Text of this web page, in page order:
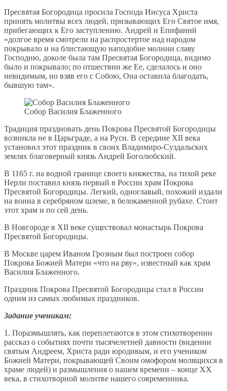
Пресвятая Богородица просила Господа Иисуса Христа
принять молитвы всех людей, призывающих Его Святое имя,
прибегающих к Его заступлению. Андрей и Епифаний
«долгое время смотрели на распростертое над народом
покрывало и на блистающую наподобие молнии славу
Господню, доколе была там Пресвятая Богородица, видимо
было и покрывало; по отшествии же Ее, сделалось и оно
невидимым, но взяв его с Собою, Она оставила благодать,
бывшую там».
Собор Василия Блаженного
Традиция праздновать день Покрова Пресвятой Богородицы
возникла не в Царьграде, а на Руси. В середине XII века
установил этот праздник в своих Владимиро-Суздальских
землях благоверный князь Андрей Боголюбский.
В 1165 г. на водной границе своего княжества, на тихой реке
Нерли поставил князь первый в России храм Покрова
Пресвятой Богородицы. Легкий, одноглавый, похожий издали
на воина в серебряном шлеме, в белокаменной рубахе. Стоит
этот храм и по сей день.
В Новгороде в XII веке существовал монастырь Покрова
Пресвятой Богородицы.
В Москве царем Иваном Грозным был построен собор
Покрова Божией Матери «что на рву», известный как храм
Василия Блаженного.
Праздник Покрова Пресвятой Богородицы стал в России
одним из самых любимых праздников.
Задание ученикам:
1. Поразмышлять, как переплетаются в этом стихотворении
рассказ о событиях почти тысячелетней давности (видении
святым Андреем, Христа ради юродивым, и его учеником
Божией Матери, покрывающей Своим омофором молящихся в
храме людей) и размышления о нашем времени – конце XX
века, в стихотворной молитве нашего современника.